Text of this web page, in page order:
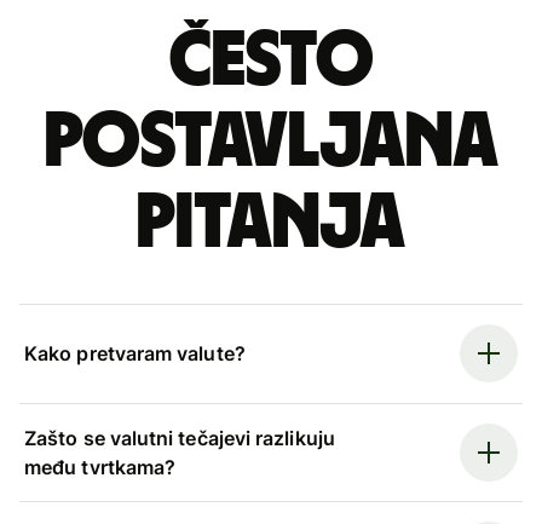
Često
postavljana
pitanja
Kako pretvaram valute?
Zašto se valutni tečajevi razlikuju
među tvrtkama?